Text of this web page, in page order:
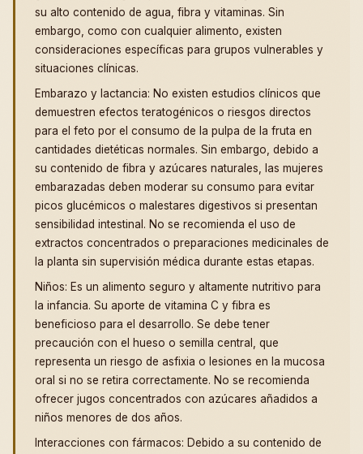
su alto contenido de agua, fibra y vitaminas. Sin
embargo, como con cualquier alimento, existen
consideraciones específicas para grupos vulnerables y
situaciones clínicas.
Embarazo y lactancia: No existen estudios clínicos que
demuestren efectos teratogénicos o riesgos directos
para el feto por el consumo de la pulpa de la fruta en
cantidades dietéticas normales. Sin embargo, debido a
su contenido de fibra y azúcares naturales, las mujeres
embarazadas deben moderar su consumo para evitar
picos glucémicos o malestares digestivos si presentan
sensibilidad intestinal. No se recomienda el uso de
extractos concentrados o preparaciones medicinales de
la planta sin supervisión médica durante estas etapas.
Niños: Es un alimento seguro y altamente nutritivo para
la infancia. Su aporte de vitamina C y fibra es
beneficioso para el desarrollo. Se debe tener
precaución con el hueso o semilla central, que
representa un riesgo de asfixia o lesiones en la mucosa
oral si no se retira correctamente. No se recomienda
ofrecer jugos concentrados con azúcares añadidos a
niños menores de dos años.
Interacciones con fármacos: Debido a su contenido de